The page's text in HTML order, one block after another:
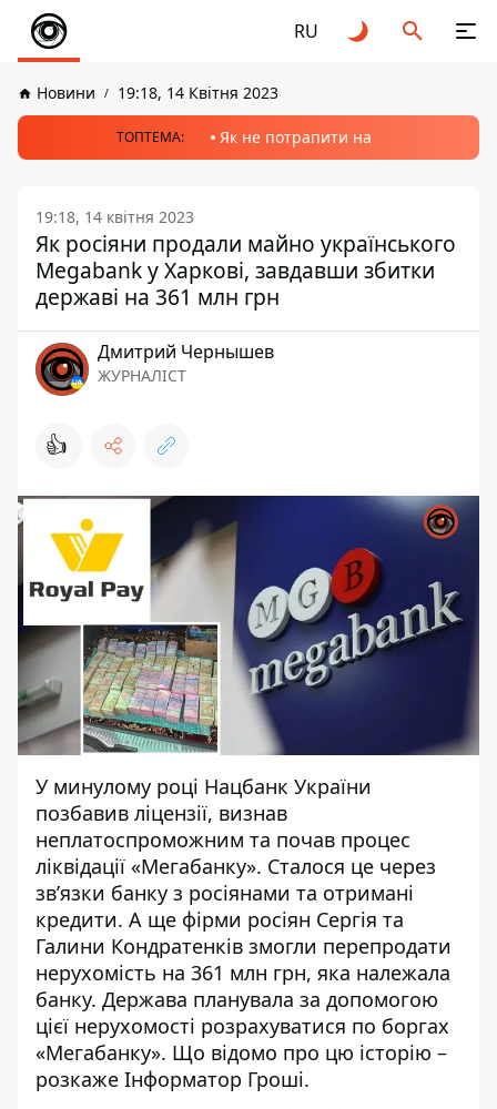
RU
Новини 19:18, 14 Квітня 2023
ТОПТЕМА: Як не потрапити на
19:18, 14 квітня 2023
Як росіяни продали майно українського
Megabank у Харкові, завдавши збитки
державі на 361 млн грн
Дмитрий Чернышев
ЖУРНАЛІСТ
👍
У минулому році Нацбанк України
позбавив ліцензії, визнав
неплатоспроможним та почав процес
ліквідації «Мегабанку». Сталося це через
зв’язки банку з росіянами та отримані
кредити. А ще фірми росіян Сергія та
Галини Кондратенків змогли перепродати
нерухомість на 361 млн грн, яка належала
банку. Держава планувала за допомогою
цієї нерухомості розрахуватися по боргах
«Мегабанку». Що відомо про цю історію –
розкаже Інформатор Гроші.